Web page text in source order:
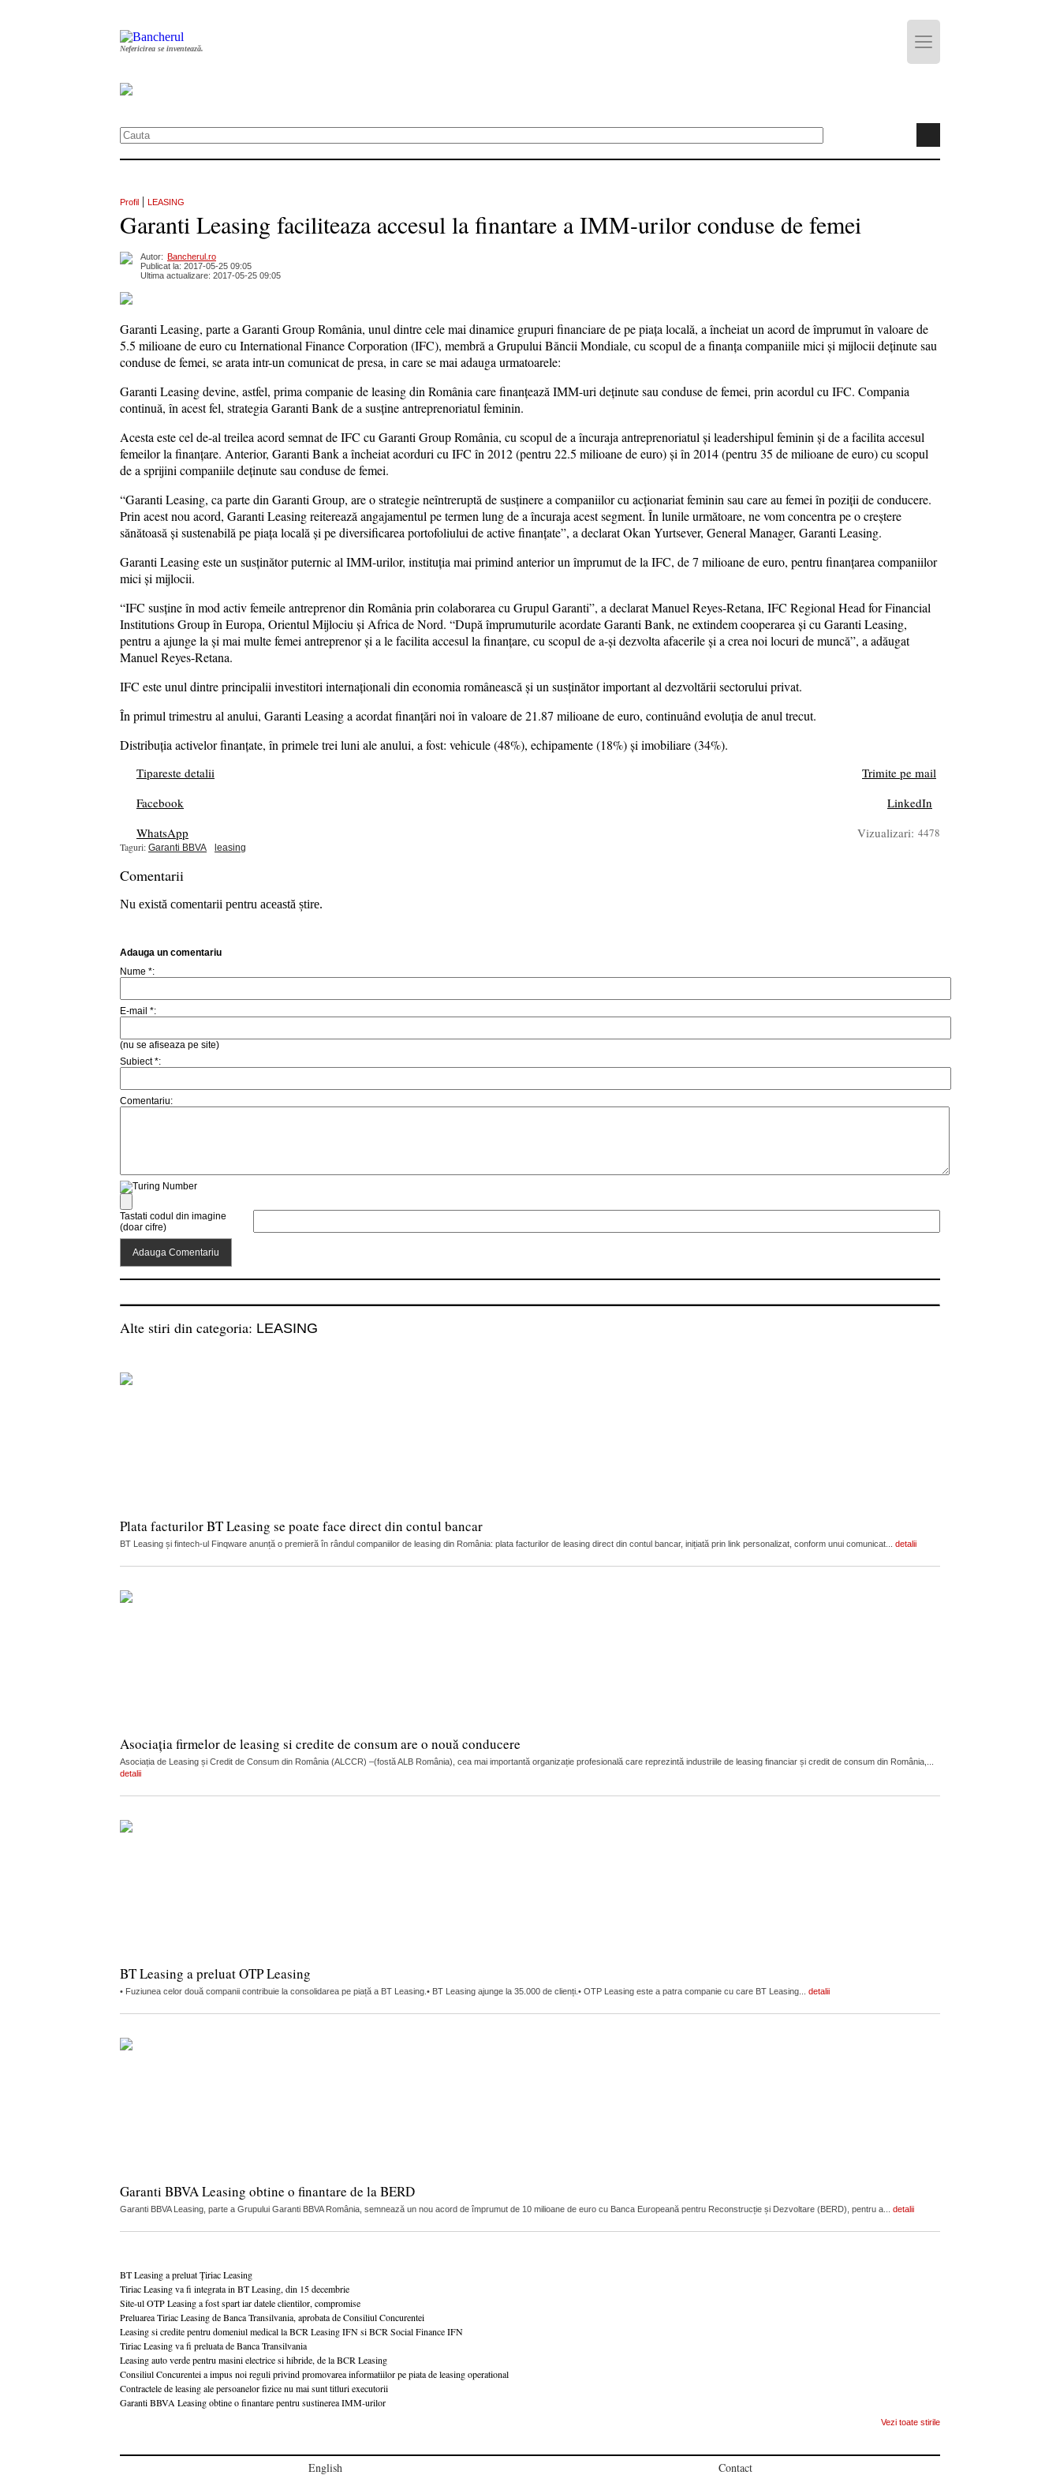
Nefericirea se inventează.
Profil | LEASING
Garanti Leasing faciliteaza accesul la finantare a IMM-urilor conduse de femei
Autor: Bancherul.ro
Publicat la: 2017-05-25 09:05
Ultima actualizare: 2017-05-25 09:05
Garanti Leasing, parte a Garanti Group România, unul dintre cele mai dinamice grupuri financiare de pe piața locală, a încheiat un acord de împrumut în valoare de
5.5 milioane de euro cu International Finance Corporation (IFC), membră a Grupului Băncii Mondiale, cu scopul de a finanța companiile mici și mijlocii deținute sau
conduse de femei, se arata intr-un comunicat de presa, in care se mai adauga urmatoarele:
Garanti Leasing devine, astfel, prima companie de leasing din România care finanțează IMM-uri deținute sau conduse de femei, prin acordul cu IFC. Compania
continuă, în acest fel, strategia Garanti Bank de a susține antreprenoriatul feminin.
Acesta este cel de-al treilea acord semnat de IFC cu Garanti Group România, cu scopul de a încuraja antreprenoriatul și leadershipul feminin și de a facilita accesul
femeilor la finanțare. Anterior, Garanti Bank a încheiat acorduri cu IFC în 2012 (pentru 22.5 milioane de euro) și în 2014 (pentru 35 de milioane de euro) cu scopul
de a sprijini companiile deținute sau conduse de femei.
“Garanti Leasing, ca parte din Garanti Group, are o strategie neîntreruptă de susținere a companiilor cu acționariat feminin sau care au femei în poziții de conducere.
Prin acest nou acord, Garanti Leasing reiterează angajamentul pe termen lung de a încuraja acest segment. În lunile următoare, ne vom concentra pe o creștere
sănătoasă și sustenabilă pe piața locală și pe diversificarea portofoliului de active finanțate”, a declarat Okan Yurtsever, General Manager, Garanti Leasing.
Garanti Leasing este un susținător puternic al IMM-urilor, instituția mai primind anterior un împrumut de la IFC, de 7 milioane de euro, pentru finanțarea companiilor
mici și mijlocii.
“IFC susține în mod activ femeile antreprenor din România prin colaborarea cu Grupul Garanti”, a declarat Manuel Reyes-Retana, IFC Regional Head for Financial
Institutions Group în Europa, Orientul Mijlociu și Africa de Nord. “După împrumuturile acordate Garanti Bank, ne extindem cooperarea și cu Garanti Leasing,
pentru a ajunge la și mai multe femei antreprenor și a le facilita accesul la finanțare, cu scopul de a-și dezvolta afacerile și a crea noi locuri de muncă”, a adăugat
Manuel Reyes-Retana.
IFC este unul dintre principalii investitori internaționali din economia românească și un susținător important al dezvoltării sectorului privat.
În primul trimestru al anului, Garanti Leasing a acordat finanțări noi în valoare de 21.87 milioane de euro, continuând evoluția de anul trecut.
Distribuția activelor finanțate, în primele trei luni ale anului, a fost: vehicule (48%), echipamente (18%) și imobiliare (34%).
Tipareste detalii
Trimite pe mail
Facebook
LinkedIn
WhatsApp
Vizualizari: 4478
Taguri: Garanti BBVA leasing
Comentarii
Nu există comentarii pentru această știre.
Adauga un comentariu
Nume *:
E-mail *:
(nu se afiseaza pe site)
Subiect *:
Comentariu:
Tastati codul din imagine
(doar cifre)
Alte stiri din categoria: LEASING
Plata facturilor BT Leasing se poate face direct din contul bancar
BT Leasing și fintech-ul Finqware anunță o premieră în rândul companiilor de leasing din România: plata facturilor de leasing direct din contul bancar, inițiată prin link personalizat, conform unui comunicat... detalii
Asociația firmelor de leasing si credite de consum are o nouă conducere
Asociația de Leasing și Credit de Consum din România (ALCCR) –(fostă ALB România), cea mai importantă organizație profesională care reprezintă industriile de leasing financiar și credit de consum din România,...
detalii
BT Leasing a preluat OTP Leasing
• Fuziunea celor două companii contribuie la consolidarea pe piață a BT Leasing.• BT Leasing ajunge la 35.000 de clienți.• OTP Leasing este a patra companie cu care BT Leasing... detalii
Garanti BBVA Leasing obtine o finantare de la BERD
Garanti BBVA Leasing, parte a Grupului Garanti BBVA România, semnează un nou acord de împrumut de 10 milioane de euro cu Banca Europeană pentru Reconstrucție și Dezvoltare (BERD), pentru a... detalii
BT Leasing a preluat Țiriac Leasing
Tiriac Leasing va fi integrata in BT Leasing, din 15 decembrie
Site-ul OTP Leasing a fost spart iar datele clientilor, compromise
Preluarea Tiriac Leasing de Banca Transilvania, aprobata de Consiliul Concurentei
Leasing si credite pentru domeniul medical la BCR Leasing IFN si BCR Social Finance IFN
Tiriac Leasing va fi preluata de Banca Transilvania
Leasing auto verde pentru masini electrice si hibride, de la BCR Leasing
Consiliul Concurentei a impus noi reguli privind promovarea informatiilor pe piata de leasing operational
Contractele de leasing ale persoanelor fizice nu mai sunt titluri executorii
Garanti BBVA Leasing obtine o finantare pentru sustinerea IMM-urilor
Vezi toate stirile
English Contact